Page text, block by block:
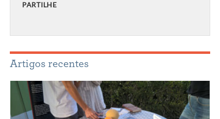
PARTILHE
Artigos recentes